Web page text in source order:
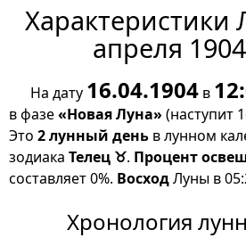
Характеристики
апреля
На дату 16.04.1904 в
в фазе«Новая Луна»(наступит
Это 2 лунный день в лунном
зодиака Телец ♉. Процент
составляет 0%. ВосходЛуны в
Хронология